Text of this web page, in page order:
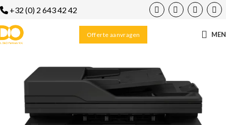
+32 (0) 2 643 42 42
Offerte aanvragen